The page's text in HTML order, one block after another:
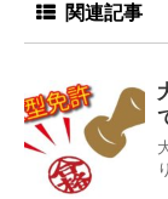
関連記事